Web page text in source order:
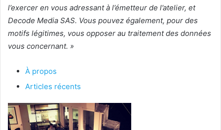
l’exercer en vous adressant à l’émetteur de l’atelier, et
Decode Media SAS. Vous pouvez également, pour des
motifs légitimes, vous opposer au traitement des données
vous concernant. »
À propos
Articles récents